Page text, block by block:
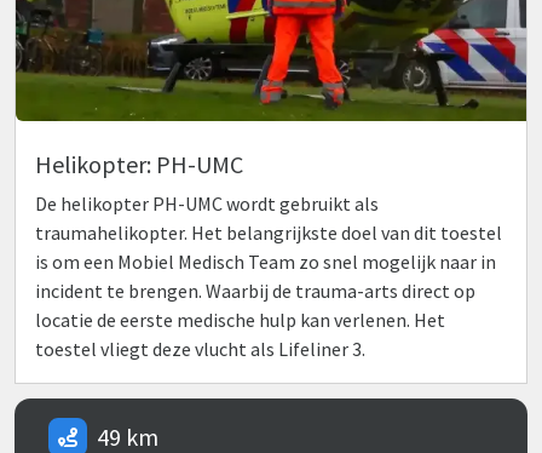
Helikopter: PH-UMC
De helikopter PH-UMC wordt gebruikt als
traumahelikopter. Het belangrijkste doel van dit toestel
is om een Mobiel Medisch Team zo snel mogelijk naar in
incident te brengen. Waarbij de trauma-arts direct op
locatie de eerste medische hulp kan verlenen. Het
toestel vliegt deze vlucht als Lifeliner 3.
49 km